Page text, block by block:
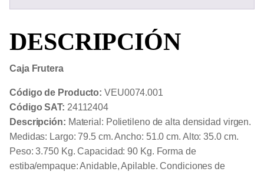
DESCRIPCIÓN
Caja Frutera
Código de Producto: VEU0074.001
Código SAT: 24112404
Descripción: Material: Polietileno de alta densidad virgen.
Medidas: Largo: 79.5 cm. Ancho: 51.0 cm. Alto: 35.0 cm.
Peso: 3.750 Kg. Capacidad: 90 Kg. Forma de
estiba/empaque: Anidable, Apilable. Condiciones de